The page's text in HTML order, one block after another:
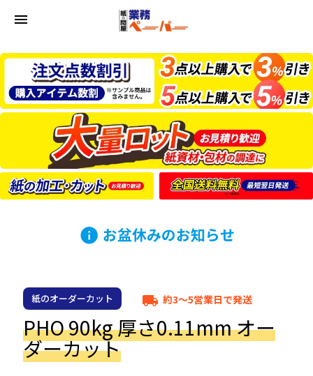
menu
info お盆休みのお知らせ
紙のオーダーカット local_shipping 約3～5営業日で発送
PHO 90kg 厚さ0.11mm オー
ダーカット